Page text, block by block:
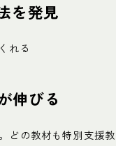
を発見
れる
伸びる
どの教材も特別支援